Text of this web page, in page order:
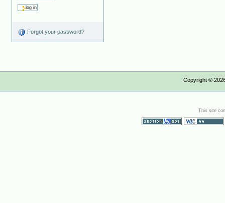
Forgot your password?
Copyright ©
This site